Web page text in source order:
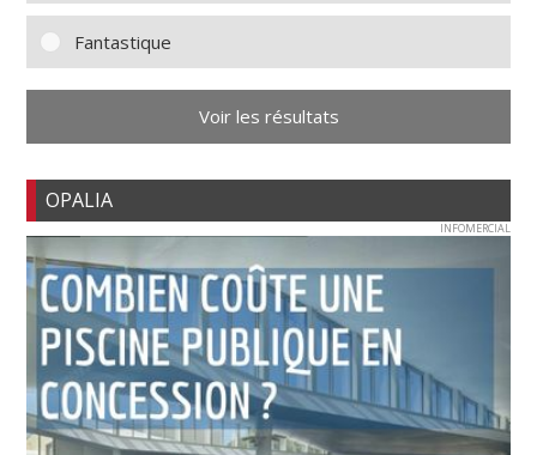
Fantastique
Voir les résultats
OPALIA
INFOMERCIAL